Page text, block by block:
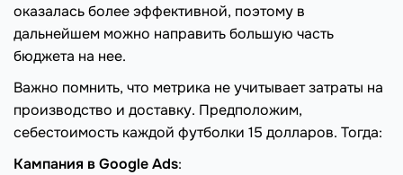
оказалась более эффективной, поэтому в
дальнейшем можно направить большую часть
бюджета на нее.
Важно помнить, что метрика не учитывает затраты на
производство и доставку. Предположим,
себестоимость каждой футболки 15 долларов. Тогда:
Кампания в Google Ads: